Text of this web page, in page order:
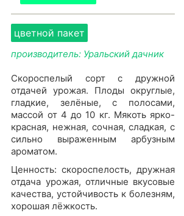
цветной пакет
производитель: Уральский дачник
Скороспелый сорт с дружной
отдачей урожая. Плоды округлые,
гладкие, зелёные, с полосами,
массой от 4 до 10 кг. Мякоть ярко-
красная, нежная, сочная, сладкая, с
сильно выраженным арбузным
ароматом.
Ценность: скороспелость, дружная
отдача урожая, отличные вкусовые
качества, устойчивость к болезням,
хорошая лёжкость.